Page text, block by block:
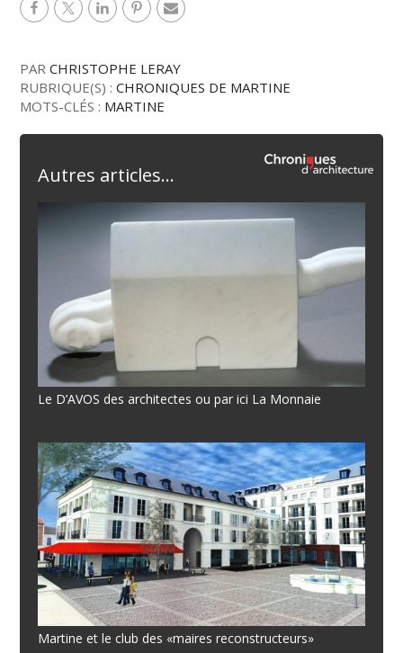
PARCHRISTOPHE LERAY
RUBRIQUE(S) :CHRONIQUES DE MARTINE
MOTS-CLÉS : MARTINE
Autres articles...
Le D’AVOS des architectes ou par ici La Monnaie
Martine et le club des «maires reconstructeurs»